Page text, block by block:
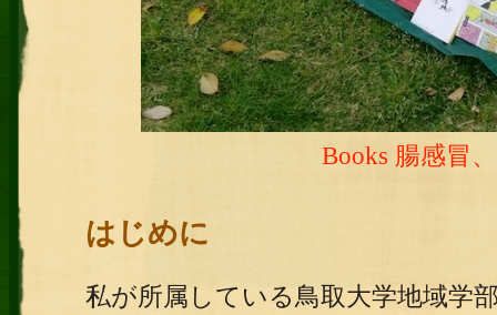
Books 腸感冒
はじめに
私が所属している鳥取大学地域学